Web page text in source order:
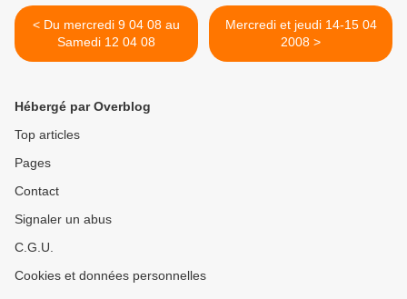
< Du mercredi 9 04 08 au
Samedi 12 04 08
Mercredi et jeudi 14-15 04
2008 >
Hébergé par Overblog
Top articles
Pages
Contact
Signaler un abus
C.G.U.
Cookies et données personnelles